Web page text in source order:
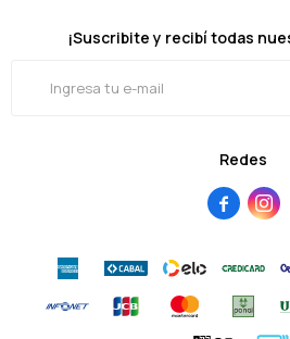
Redes
 
¡Suscribite y recibí todas